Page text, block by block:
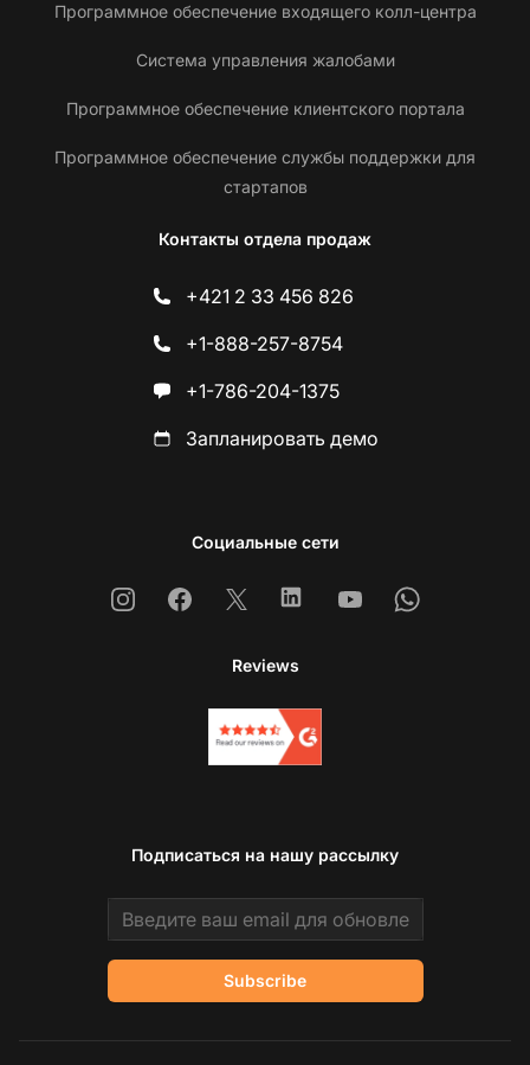
Программное обеспечение входящего колл-центра
Система управления жалобами
Программное обеспечение клиентского портала
Программное обеспечение службы поддержки для
стартапов
Контакты отдела продаж
+421 2 33 456 826
+1-888-257-8754
+1-786-204-1375
Запланировать демо
Социальные сети
InstagramFacebook
X LinkedinYoutubeWhatsapp
Reviews
Подписаться на нашу рассылку
Email address
Subscribe